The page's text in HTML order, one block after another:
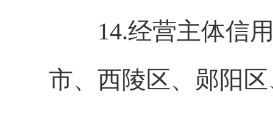
14.经营主体信用
市、西陵区、郧阳